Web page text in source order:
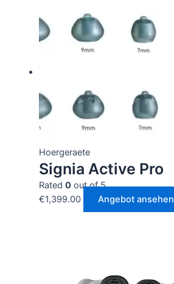
Hoergeraete
Signia Active Pro
Rated 0out of 5
€1,399.00 Angebot ansehen